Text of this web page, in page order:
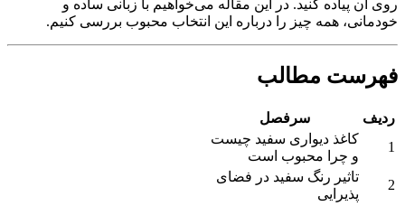
روی آن پیاده کنید. در این مقاله می‌خواهیم با زبانی ساده و
خودمانی، همه چیز را درباره این انتخاب محبوب بررسی کنیم.
فهرست مطالب
ردیف
سرفصل
1
کاغذ دیواری سفید چیست
و چرا محبوب است
2
تاثیر رنگ سفید در فضای
پذیرایی